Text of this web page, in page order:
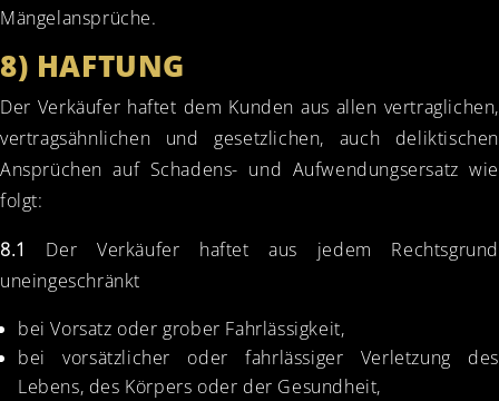
Mängelansprüche.
8) HAFTUNG
Der Verkäufer haftet dem Kunden aus allen vertraglichen,
vertragsähnlichen und gesetzlichen, auch deliktischen
Ansprüchen auf Schadens- und Aufwendungsersatz wie
folgt:
8.1
Der Verkäufer haftet aus jedem Rechtsgrund
uneingeschränkt
bei Vorsatz oder grober Fahrlässigkeit,
bei vorsätzlicher oder fahrlässiger Verletzung des
Lebens, des Körpers oder der Gesundheit,